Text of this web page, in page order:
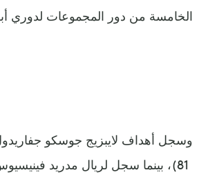
الخامسة من دور المجموعات لدوري